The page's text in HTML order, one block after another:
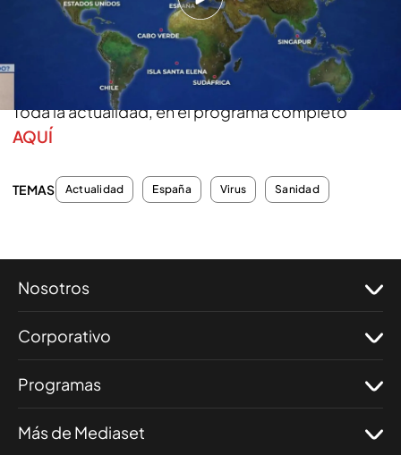
virus con un proceso de incubación de hasta seis
semanas por lo que podrían seguir apareciendo
nuevos casos.
Toda la actualidad, en el programa completo
AQUÍ
TEMAS Actualidad España Virus Sanidad
Nosotros
Corporativo
Programas
Más de Mediaset